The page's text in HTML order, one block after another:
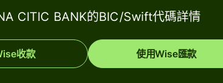
CITIC BANK的BIC/Swift代碼詳情
收款 使用Wise匯款